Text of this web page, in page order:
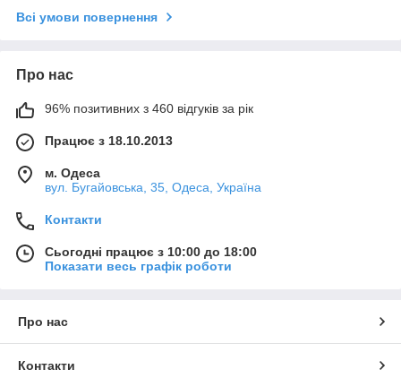
Всі умови повернення
Про нас
96% позитивних з 460 відгуків за рік
Працює з 18.10.2013
м. Одеса
вул. Бугайовська, 35, Одеса, Україна
Контакти
Сьогодні працює з 10:00 до 18:00
Показати весь графік роботи
Про нас
Контакти